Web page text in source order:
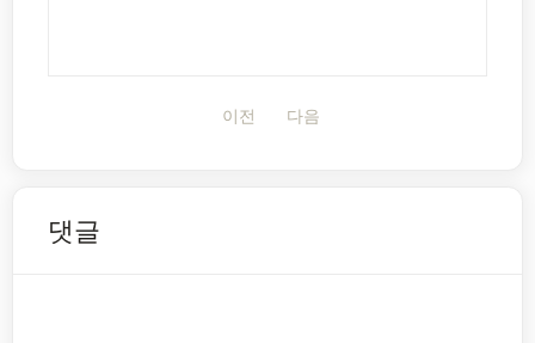
이전 다음
댓글